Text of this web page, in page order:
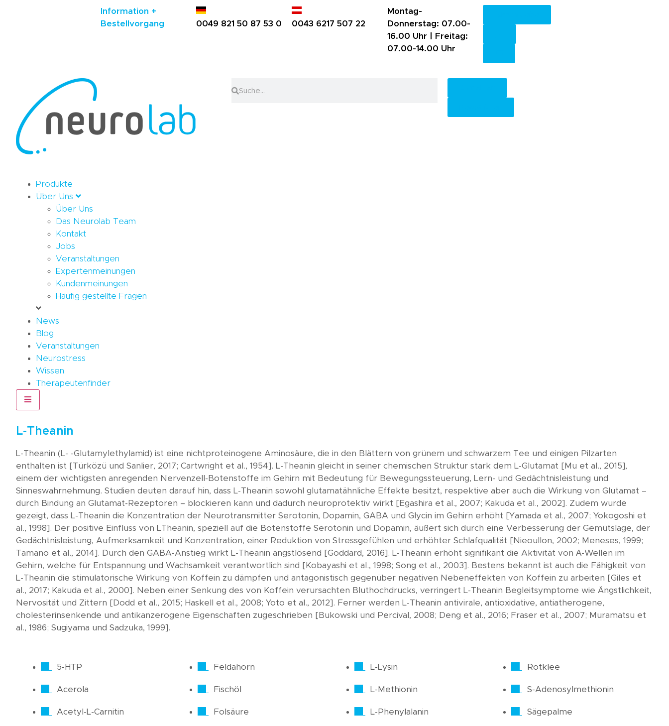
Information +
Bestellvorgang
0049 821 50 87 53 0 0043 6217 507 22
Montag-
Donnerstag: 07.00-
16.00 Uhr |
Freitag:
07.00-14.00 Uhr
Produkte
Über Uns
Über Uns
Das Neurolab Team
Kontakt
Jobs
Veranstaltungen
Expertenmeinungen
Kundenmeinungen
Häufig gestellte Fragen
News
Blog
Veranstaltungen
Neurostress
Wissen
Therapeutenfinder
Hamburger Toggle Menu
L-Theanin
L-Theanin (L- -Glutamylethylamid) ist eine nichtproteinogene Aminosäure, die in den Blättern von grünem und schwarzem Tee und einigen Pilzarten
enthalten ist [Türközü und Sanlier, 2017; Cartwright et al., 1954]. L-Theanin gleicht in seiner chemischen Struktur stark dem L-Glutamat [Mu et al., 2015],
einem der wichtigsten anregenden Nervenzell-Botenstoffe im Gehirn mit Bedeutung für Bewegungssteuerung, Lern- und Gedächtnisleistung und
Sinneswahrnehmung. Studien deuten darauf hin, dass L-Theanin sowohl glutamatähnliche Effekte besitzt, respektive aber auch die Wirkung von Glutamat –
durch Bindung an Glutamat-Rezeptoren – blockieren kann und dadurch neuroprotektiv wirkt [Egashira et al., 2007; Kakuda et al., 2002]. Zudem wurde
gezeigt, dass L-Theanin die Konzentration der Neurotransmitter Serotonin, Dopamin, GABA und Glycin im Gehirn erhöht [Yamada et al., 2007; Yokogoshi et
al., 1998]. Der positive Einfluss von LTheanin, speziell auf die Botenstoffe Serotonin und Dopamin, äußert sich durch eine Verbesserung der Gemütslage, der
Gedächtnisleistung, Aufmerksamkeit und Konzentration, einer Reduktion von Stressgefühlen und erhöhter Schlafqualität [Nieoullon, 2002; Meneses, 1999;
Tamano et al., 2014]. Durch den GABA-Anstieg wirkt L-Theanin angstlösend [Goddard, 2016]. L-Theanin erhöht signifikant die Aktivität von Α-Wellen im
Gehirn, welche für Entspannung und Wachsamkeit verantwortlich sind [Kobayashi et al., 1998; Song et al., 2003]. Bestens bekannt ist auch die Fähigkeit von
L-Theanin die stimulatorische Wirkung von Koffein zu dämpfen und antagonistisch gegenüber negativen Nebeneffekten von Koffein zu arbeiten [Giles et
al., 2017; Kakuda et al., 2000]. Neben einer Senkung des von Koffein verursachten Bluthochdrucks, verringert L-Theanin Begleitsymptome wie Ängstlichkeit,
Nervosität und Zittern [Dodd et al., 2015; Haskell et al., 2008; Yoto et al., 2012]. Ferner werden L-Theanin antivirale, antioxidative, antiatherogene,
cholesterinsenkende und antikanzerogene Eigenschaften zugeschrieben [Bukowski und Percival, 2008; Deng et al., 2016; Fraser et al., 2007; Muramatsu et
al., 1986; Sugiyama und Sadzuka, 1999].
5-HTP
Acerola
Acetyl-L-Carnitin
Feldahorn
Fischöl
Folsäure
L-Lysin
L-Methionin
L-Phenylalanin
Rotklee
S-Adenosylmethionin
Sägepalme